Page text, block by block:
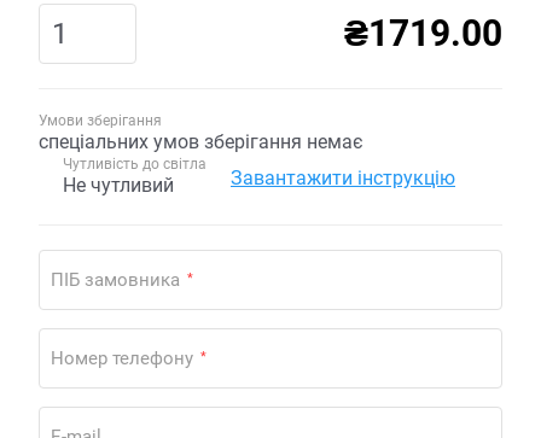
₴1719.00
Умови зберігання
спеціальних умов зберігання немає
Чутливість до світла
Не чутливий Завантажити інструкцію
ПІБ замовника *
Номер телефону *